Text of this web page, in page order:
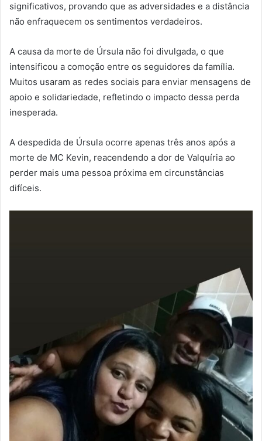
significativos, provando que as adversidades e a distância
não enfraquecem os sentimentos verdadeiros.
A causa da morte de Úrsula não foi divulgada, o que
intensificou a comoção entre os seguidores da família.
Muitos usaram as redes sociais para enviar mensagens de
apoio e solidariedade, refletindo o impacto dessa perda
inesperada.
A despedida de Úrsula ocorre apenas três anos após a
morte de MC Kevin, reacendendo a dor de Valquíria ao
perder mais uma pessoa próxima em circunstâncias
difíceis.